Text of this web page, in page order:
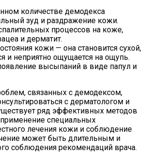
количестве демодекса
зуд и раздражение кожи.
процессов на коже,
и дерматит.
кожи — она становится сухой,
и неприятно ощущается на ощупь.
высыпаний в виде папул и
связанных с демодексом,
с дерматологом и
ряд эффективных методов
специальных
лечения кожи и соблюдение
может быть длительным и
соблюдения рекомендаций врача.